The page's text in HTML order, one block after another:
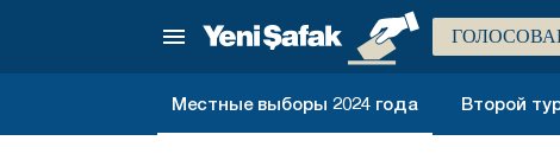
Местные выборы 2024 года Второй
Адыяман